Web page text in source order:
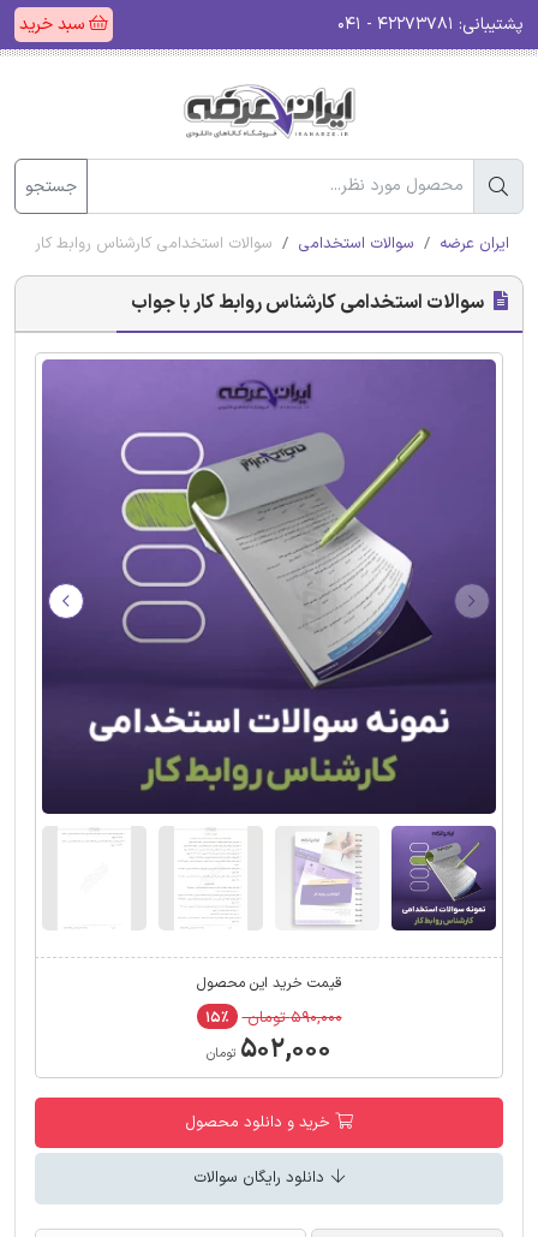
پشتیبانی: سبد خرید
جستجو
ایران عرضه سوالات استخدامی سوالات استخدامی کارشناس روابط کار با
سوالات استخدامی کارشناس روابط کار با جواب
قیمت خرید این محصول
۵۹۰,۰۰۰ تومان ۱۵٪
۵۰۲,۰۰۰ تومان
خرید و دانلود محصول
دانلود رایگان سوالات